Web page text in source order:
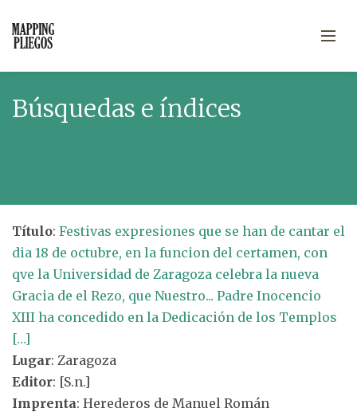
Búsquedas e índices
Título: Festivas expresiones que se han de cantar el
dia 18 de octubre, en la funcion del certamen, con
qve la Universidad de Zaragoza celebra la nueva
Gracia de el Rezo, que Nuestro... Padre Inocencio
XIII ha concedido en la Dedicación de los Templos
[…]
Lugar: Zaragoza
Editor: [S.n.]
Imprenta: Herederos de Manuel Román